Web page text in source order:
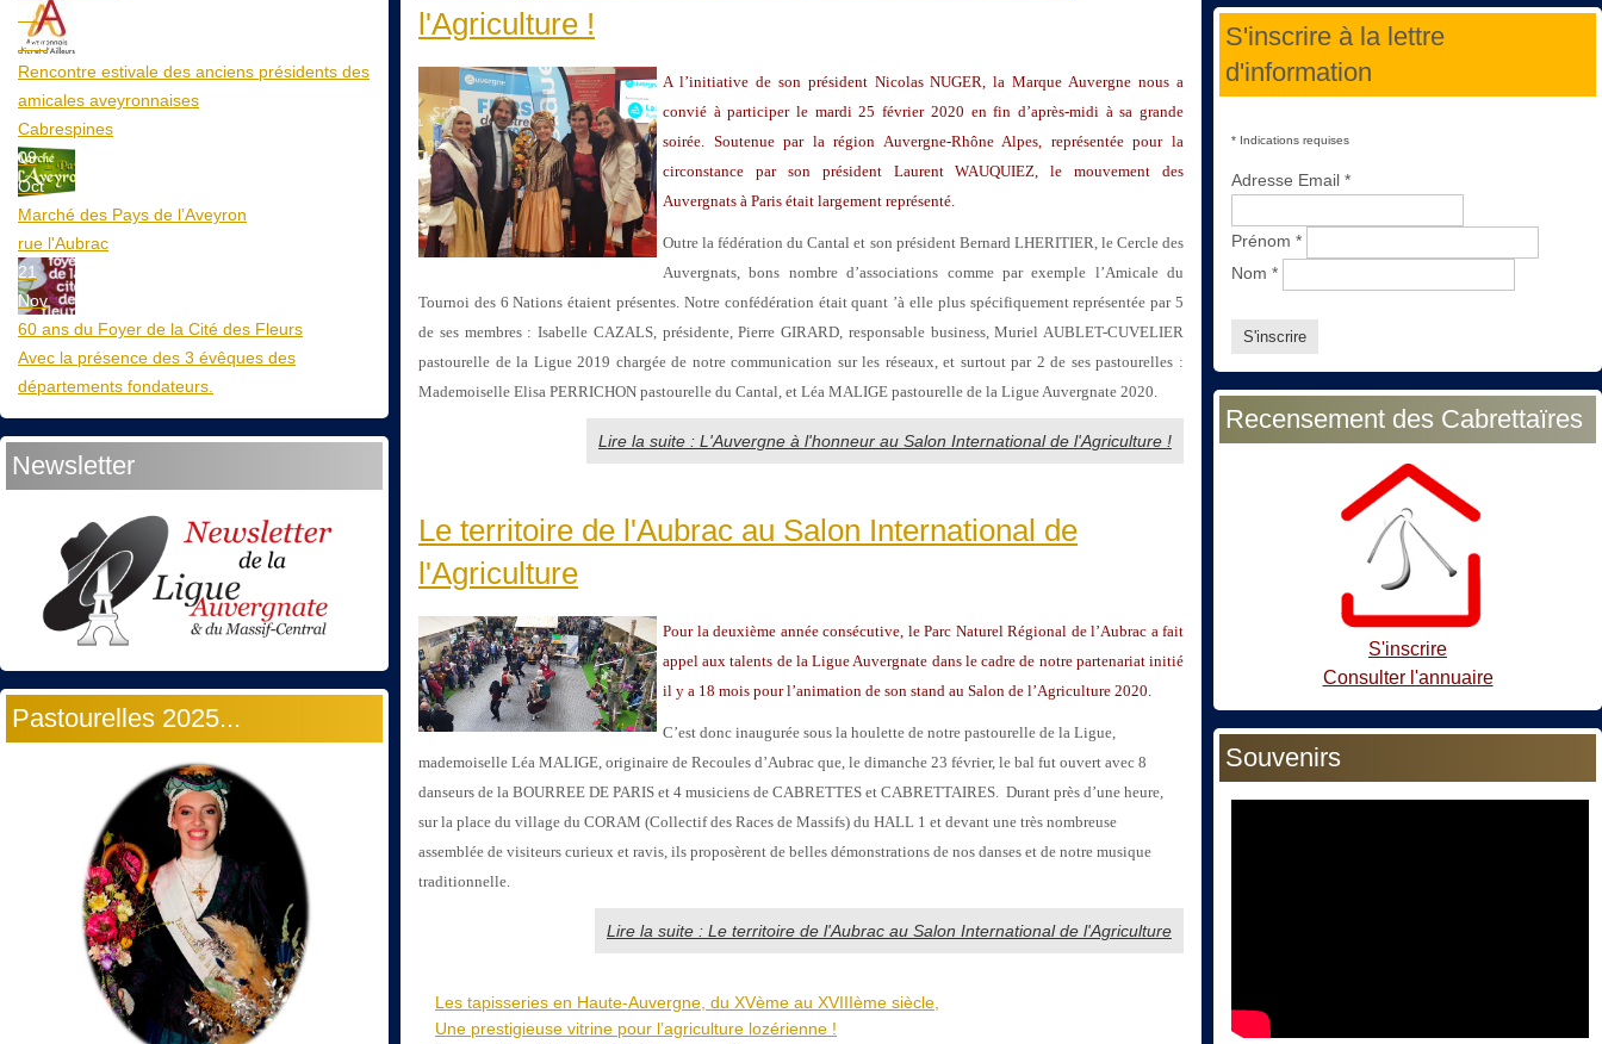
25
Aoû
Rencontre estivale des anciens présidents des
amicales aveyronnaises
Cabrespines
09
Oct
Marché des Pays de l’Aveyron
rue l'Aubrac
21
Nov
60 ans du Foyer de la Cité des Fleurs
Avec la présence des 3 évêques des
départements fondateurs.
Newsletter
Pastourelles 2025...
l'Agriculture !
A l’initiative de son président Nicolas NUGER, la Marque Auvergne nous a
convié à participer le mardi 25 février 2020 en fin d’après-midi à sa grande
soirée. Soutenue par la région Auvergne-Rhône Alpes, représentée pour la
circonstance par son président Laurent WAUQUIEZ, le mouvement des
Auvergnats à Paris était largement représenté.
Outre la fédération du Cantal et son président Bernard LHERITIER, le Cercle des
Auvergnats, bons nombre d’associations comme par exemple l’Amicale du
Tournoi des 6 Nations étaient présentes. Notre confédération était quant ’à elle plus spécifiquement représentée par 5
de ses membres : Isabelle CAZALS, présidente, Pierre GIRARD, responsable business, Muriel AUBLET-CUVELIER
pastourelle de la Ligue 2019 chargée de notre communication sur les réseaux, et surtout par 2 de ses pastourelles :
Mademoiselle Elisa PERRICHON pastourelle du Cantal, et Léa MALIGE pastourelle de la Ligue Auvergnate 2020.
Lire la suite : L'Auvergne à l'honneur au Salon International de l'Agriculture !
Le territoire de l'Aubrac au Salon International de
l'Agriculture
Pour la deuxième année consécutive, le Parc Naturel Régional de l’Aubrac a fait
appel aux talents de la Ligue Auvergnate dans le cadre de notre partenariat initié
il y a 18 mois pour l’animation de son stand au Salon de l’Agriculture 2020.
C’est donc inaugurée sous la houlette de notre pastourelle de la Ligue,
mademoiselle Léa MALIGE, originaire de Recoules d’Aubrac que, le dimanche 23 février, le bal fut ouvert avec 8
danseurs de la BOURREE DE PARIS et 4 musiciens de CABRETTES et CABRETTAIRES. Durant près d’une heure,
sur la place du village du CORAM (Collectif des Races de Massifs) du HALL 1 et devant une très nombreuse
assemblée de visiteurs curieux et ravis, ils proposèrent de belles démonstrations de nos danses et de notre musique
traditionnelle.
Lire la suite : Le territoire de l'Aubrac au Salon International de l'Agriculture
Les tapisseries en Haute-Auvergne, du XVème au XVIIIème siècle,
Une prestigieuse vitrine pour l’agriculture lozérienne !
S'inscrire à la lettre
d'information
* Indications requises
Adresse Email *
Prénom *
Nom *
Recensement des Cabrettaïres
S'inscrire
Consulter l'annuaire
Souvenirs